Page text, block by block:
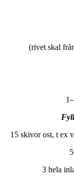
(rivet skal
15 skivor ost, t ex
3 hela